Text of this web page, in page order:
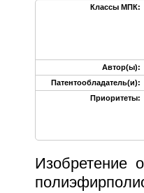
Классы МПК:
Автор(ы):
Патентообладатель(и):
Приоритеты:
Изобретение